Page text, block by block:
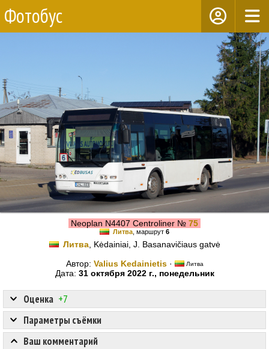
Фотобус
Neoplan N4407 Centroliner № 75
Литва , маршрут 6
Литва, Kėdainiai, J. Basanavičiaus gatvė
Автор: Valius Kedainietis· Литва
Дата: 31 октября 2022 г., понедельник
Оценка +7
Параметры съёмки
Ваш комментарий